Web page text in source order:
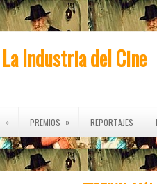
La Industria del Cine
» PREMIOS » REPORTAJES